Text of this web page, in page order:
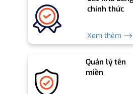
chính thức
Xem thêm ⟶
Quản lý tên
miền